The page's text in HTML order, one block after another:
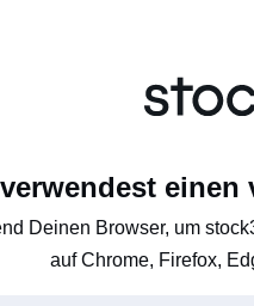
einen
Deinen Browser, um
auf Chrome, Firefox,